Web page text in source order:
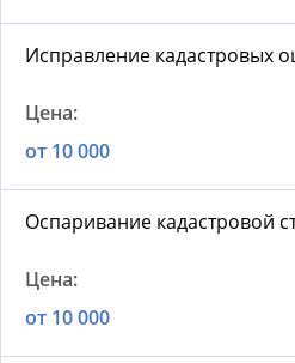
Исправление кадастровых
от 10 000
Оспаривание кадастровой
от 10 000